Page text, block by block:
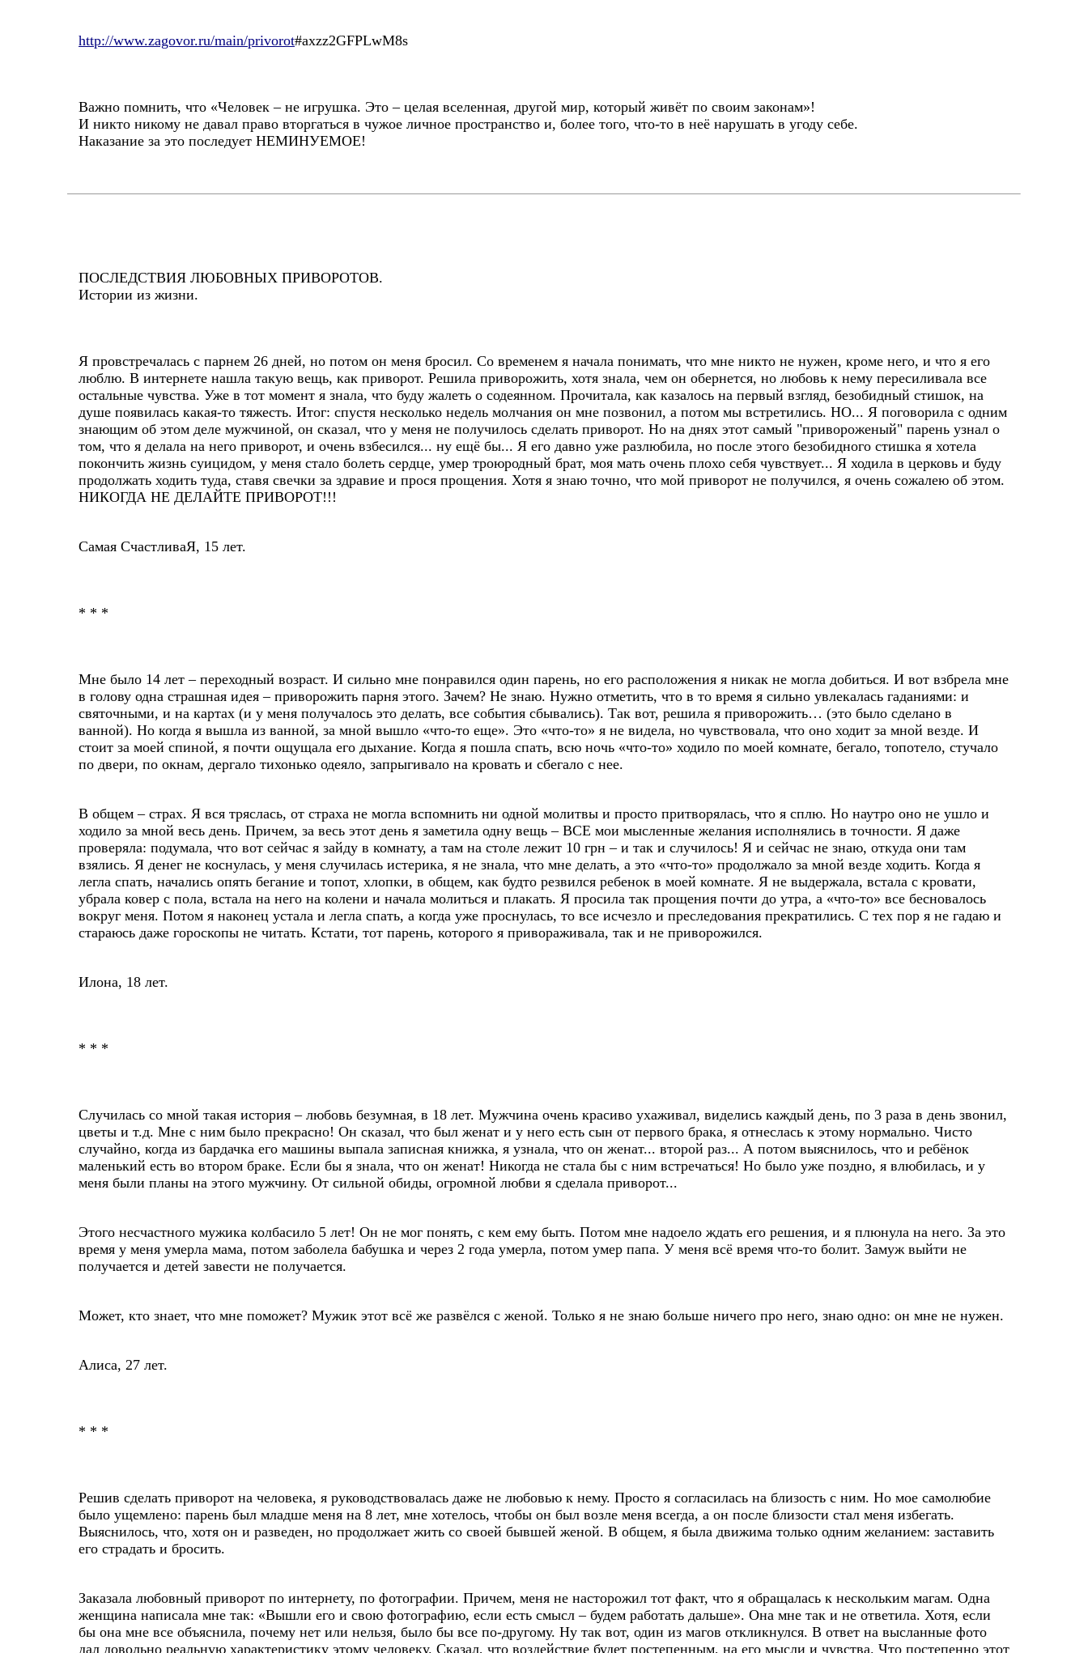
http://www.zagovor.ru/main/privorot#axzz2GFPLwM8s
Важно помнить, что «Человек – не игрушка. Это – целая вселенная, другой мир, который живёт по своим законам»!
И никто никому не давал право вторгаться в чужое личное пространство и, более того, что-то в неё нарушать в угоду себе.
Наказание за это последует НЕМИНУЕМОЕ!
ПОСЛЕДСТВИЯ ЛЮБОВНЫХ ПРИВОРОТОВ.
Истории из жизни.
Я провстречалась с парнем 26 дней, но потом он меня бросил. Со временем я начала понимать, что мне никто не нужен, кроме него, и что я его
люблю. В интернете нашла такую вещь, как приворот. Решила приворожить, хотя знала, чем он обернется, но любовь к нему пересиливала все
остальные чувства. Уже в тот момент я знала, что буду жалеть о содеянном. Прочитала, как казалось на первый взгляд, безобидный стишок, на
душе появилась какая-то тяжесть. Итог: спустя несколько недель молчания он мне позвонил, а потом мы встретились. НО... Я поговорила с одним
знающим об этом деле мужчиной, он сказал, что у меня не получилось сделать приворот. Но на днях этот самый "привороженый" парень узнал о
том, что я делала на него приворот, и очень взбесился... ну ещё бы... Я его давно уже разлюбила, но после этого безобидного стишка я хотела
покончить жизнь суицидом, у меня стало болеть сердце, умер троюродный брат, моя мать очень плохо себя чувствует... Я ходила в церковь и буду
продолжать ходить туда, ставя свечки за здравие и прося прощения. Хотя я знаю точно, что мой приворот не получился, я очень сожалею об этом.
НИКОГДА НЕ ДЕЛАЙТЕ ПРИВОРОТ!!!
Самая СчастливаЯ, 15 лет.
* * *
Мне было 14 лет – переходный возраст. И сильно мне понравился один парень, но его расположения я никак не могла добиться. И вот взбрела мне
в голову одна страшная идея – приворожить парня этого. Зачем? Не знаю. Нужно отметить, что в то время я сильно увлекалась гаданиями: и
святочными, и на картах (и у меня получалось это делать, все события сбывались). Так вот, решила я приворожить… (это было сделано в
ванной). Но когда я вышла из ванной, за мной вышло «что-то еще». Это «что-то» я не видела, но чувствовала, что оно ходит за мной везде. И
стоит за моей спиной, я почти ощущала его дыхание. Когда я пошла спать, всю ночь «что-то» ходило по моей комнате, бегало, топотело, стучало
по двери, по окнам, дергало тихонько одеяло, запрыгивало на кровать и сбегало с нее.
В общем – страх. Я вся тряслась, от страха не могла вспомнить ни одной молитвы и просто притворялась, что я сплю. Но наутро оно не ушло и
ходило за мной весь день. Причем, за весь этот день я заметила одну вещь – ВСЕ мои мысленные желания исполнялись в точности. Я даже
проверяла: подумала, что вот сейчас я зайду в комнату, а там на столе лежит 10 грн – и так и случилось! Я и сейчас не знаю, откуда они там
взялись. Я денег не коснулась, у меня случилась истерика, я не знала, что мне делать, а это «что-то» продолжало за мной везде ходить. Когда я
легла спать, начались опять бегание и топот, хлопки, в общем, как будто резвился ребенок в моей комнате. Я не выдержала, встала с кровати,
убрала ковер с пола, встала на него на колени и начала молиться и плакать. Я просила так прощения почти до утра, а «что-то» все бесновалось
вокруг меня. Потом я наконец устала и легла спать, а когда уже проснулась, то все исчезло и преследования прекратились. С тех пор я не гадаю и
стараюсь даже гороскопы не читать. Кстати, тот парень, которого я привораживала, так и не приворожился.
Илона, 18 лет.
* * *
Случилась со мной такая история – любовь безумная, в 18 лет. Мужчина очень красиво ухаживал, виделись каждый день, по 3 раза в день звонил,
цветы и т.д. Мне с ним было прекрасно! Он сказал, что был женат и у него есть сын от первого брака, я отнеслась к этому нормально. Чисто
случайно, когда из бардачка его машины выпала записная книжка, я узнала, что он женат... второй раз... А потом выяснилось, что и ребёнок
маленький есть во втором браке. Если бы я знала, что он женат! Никогда не стала бы с ним встречаться! Но было уже поздно, я влюбилась, и у
меня были планы на этого мужчину. От сильной обиды, огромной любви я сделала приворот...
Этого несчастного мужика колбасило 5 лет! Он не мог понять, с кем ему быть. Потом мне надоело ждать его решения, и я плюнула на него. За это
время у меня умерла мама, потом заболела бабушка и через 2 года умерла, потом умер папа. У меня всё время что-то болит. Замуж выйти не
получается и детей завести не получается.
Может, кто знает, что мне поможет? Мужик этот всё же развёлся с женой. Только я не знаю больше ничего про него, знаю одно: он мне не нужен.
Алиса, 27 лет.
* * *
Решив сделать приворот на человека, я руководствовалась даже не любовью к нему. Просто я согласилась на близость с ним. Но мое самолюбие
было ущемлено: парень был младше меня на 8 лет, мне хотелось, чтобы он был возле меня всегда, а он после близости стал меня избегать.
Выяснилось, что, хотя он и разведен, но продолжает жить со своей бывшей женой. В общем, я была движима только одним желанием: заставить
его страдать и бросить.
Заказала любовный приворот по интернету, по фотографии. Причем, меня не насторожил тот факт, что я обращалась к нескольким магам. Одна
женщина написала мне так: «Вышли его и свою фотографию, если есть смысл – будем работать дальше». Она мне так и не ответила. Хотя, если
бы она мне все объяснила, почему нет или нельзя, было бы все по-другому. Ну так вот, один из магов откликнулся. В ответ на высланные фото
дал довольно реальную характеристику этому человеку. Сказал, что воздействие будет постепенным, на его мысли и чувства. Что постепенно этот